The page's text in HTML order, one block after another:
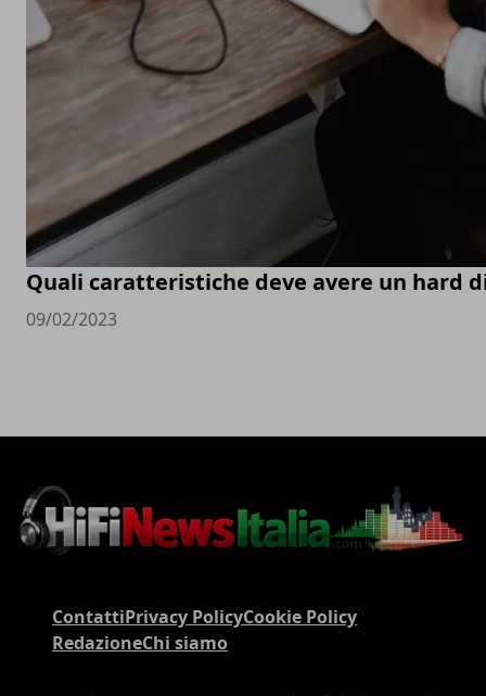
Quali caratteristiche deve avere un hard
09/02/2023
ContattiPrivacy PolicyCookie Policy
RedazioneChi siamo